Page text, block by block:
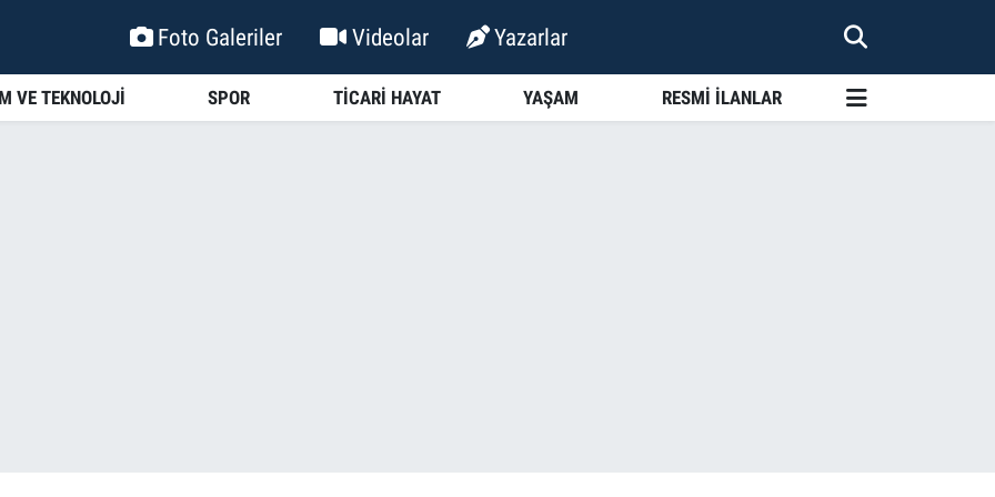
Foto Galeriler Videolar Yazarlar
VE TEKNOLOJİ SPOR TİCARİ HAYAT YAŞAM RESMİ İLANLAR